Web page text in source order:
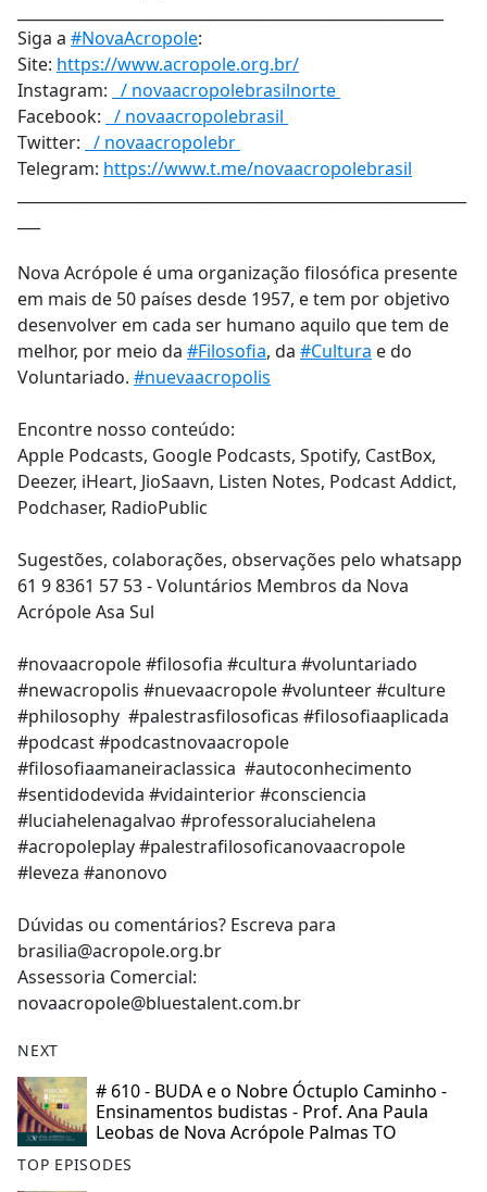
Siga a #NovaAcropole:
Site: https://www.acropole.org.br/
Instagram: / novaacropolebrasilnorte
Facebook: / novaacropolebrasil
Twitter: / novaacropolebr
Telegram: https://www.t.me/novaacropolebrasil
Nova Acrópole é uma organização filosófica presente
em mais de 50 países desde 1957, e tem por objetivo
desenvolver em cada ser humano aquilo que tem de
melhor, por meio da #Filosofia, da #Cultura e do
Voluntariado. #nuevaacropolis
Encontre nosso conteúdo:
Apple Podcasts, Google Podcasts, Spotify, CastBox,
Deezer, iHeart, JioSaavn, Listen Notes, Podcast Addict,
Podchaser, RadioPublic
Sugestões, colaborações, observações pelo whatsapp
61 9 8361 57 53 - Voluntários Membros da Nova
Acrópole Asa Sul
#novaacropole #filosofia #cultura #voluntariado
#newacropolis #nuevaacropole #volunteer #culture
#philosophy #palestrasfilosoficas #filosofiaaplicada
#podcast #podcastnovaacropole
#filosofiaamaneiraclassica #autoconhecimento
#sentidodevida #vidainterior #consciencia
#luciahelenagalvao #professoraluciahelena
#acropoleplay #palestrafilosoficanovaacropole
#leveza #anonovo
Dúvidas ou comentários? Escreva para
brasilia@acropole.org.br
Assessoria Comercial:
novaacropole@bluestalent.com.br
NEXT
# 610 - BUDA e o Nobre Óctuplo Caminho -
Ensinamentos budistas - Prof. Ana Paula
Leobas de Nova Acrópole Palmas TO
TOP EPISODES